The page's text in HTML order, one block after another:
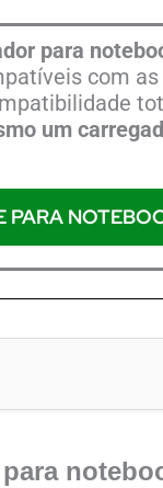
para
com
um
PARA